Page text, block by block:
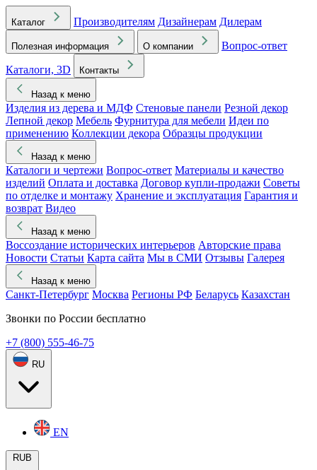
Каталог Производителям Дизайнерам Дилерам
Полезная информация О компании
Вопрос-ответ
Каталоги, 3D
Контакты
Назад к меню
Изделия из дерева и МДФ Стеновые панели Резной декор
Лепной декор Мебель Фурнитура для мебели Идеи по
применению Коллекции декора Образцы продукции
Назад к меню
Каталоги и чертежи Вопрос-ответ Материалы и качество
изделий Оплата и доставка Договор купли-продажи Советы
по отделке и монтажу Хранение и эксплуатация Гарантия и
возврат Видео
Назад к меню
Воссоздание исторических интерьеров Авторские права
Новости Статьи Карта сайта Мы в СМИ Отзывы Галерея
Назад к меню
Санкт-Петербург Москва Регионы РФ Беларусь Казахстан
Звонки по России бесплатно
+7 (800) 555-46-75
RU
EN
RUB